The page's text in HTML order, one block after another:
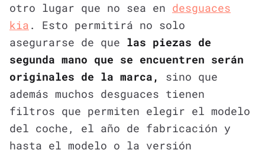
otro lugar que no sea en desguaces
kia . Esto permitirá no solo
asegurarse de que las piezas de
segunda mano que se encuentren serán
originales de la marca,
sino que
además muchos desguaces tienen
filtros que permiten elegir el modelo
del coche, el año de fabricación y
hasta el modelo o la versión